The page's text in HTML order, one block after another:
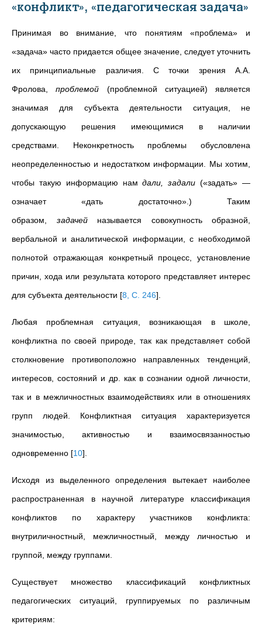
«конфликт», «педагогическая задача»
Принимая во внимание, что понятиям «проблема» и
«задача» часто придается общее значение, следует уточнить
их принципиальные различия. С точки зрения А.А.
Фролова,проблемой (проблемной ситуацией) является
значимая для субъекта деятельности ситуация, не
допускающую решения имеющимися в наличии
средствами. Неконкретность проблемы обусловлена
неопределенностью и недостатком информации. Мы хотим,
чтобы такую информацию намдали, задали («задать» —
означает «дать достаточно».) Таким
образом, задачейназывается совокупность образной,
вербальной и аналитической информации, с необходимой
полнотой отражающая конкретный процесс, установление
причин, хода или результата которого представляет интерес
для субъекта деятельности [8, C. 246]
Любая проблемная ситуация, возникающая в школе,
конфликтна по своей природе, так как представляет собой
столкновение противоположно направленных тенденций,
интересов, состояний и др. как в сознании одной личности,
так и в межличностных взаимодействиях или в отношениях
групп людей. Конфликтная ситуация характеризуется
значимостью, активностью и взаимосвязанностью
одновременно [10]
Исходя из выделенного определения вытекает наиболее
распространенная в научной литературе классификация
конфликтов по характеру участников конфликта:
внутриличностный, межличностный, между личностью и
группой, между группами.
Существует множество классификаций конфликтных
педагогических ситуаций, группируемых по различным
критериям: